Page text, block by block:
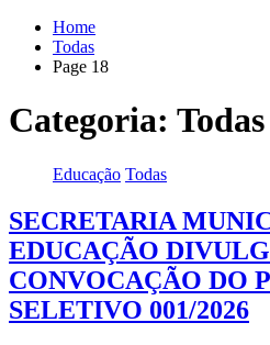
Home
Todas
Page 18
Categoria: Todas
Educação Todas
SECRETARIA
EDUCAÇÃO
CONVOCAÇÃO DO
SELETIVO 001/2026